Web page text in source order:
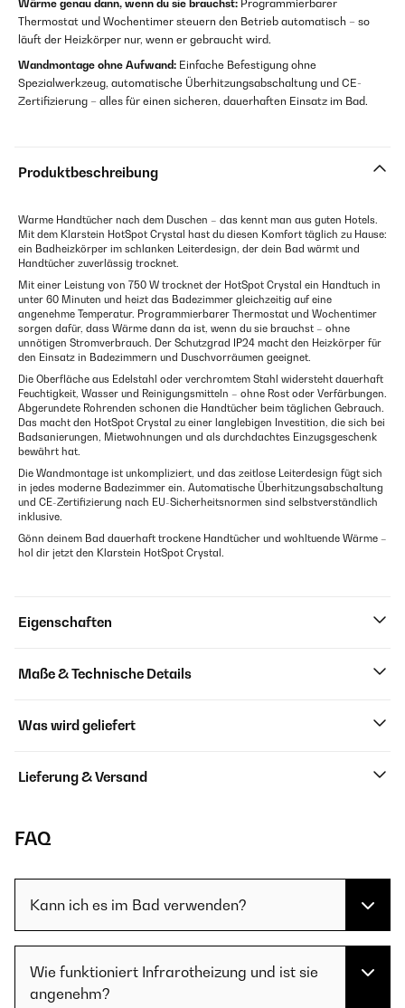
Wärme genau dann, wenn du sie brauchst: Programmierbarer
Thermostat und Wochentimer steuern den Betrieb automatisch – so
läuft der Heizkörper nur, wenn er gebraucht wird.
Wandmontage ohne Aufwand: Einfache Befestigung ohne
Spezialwerkzeug, automatische Überhitzungsabschaltung und CE-
Zertifizierung – alles für einen sicheren, dauerhaften Einsatz im Bad.
Produktbeschreibung
Warme Handtücher nach dem Duschen – das kennt man aus guten Hotels.
Mit dem Klarstein HotSpot Crystal hast du diesen Komfort täglich zu Hause:
ein Badheizkörper im schlanken Leiterdesign, der dein Bad wärmt und
Handtücher zuverlässig trocknet.
Mit einer Leistung von 750 W trocknet der HotSpot Crystal ein Handtuch in
unter 60 Minuten und heizt das Badezimmer gleichzeitig auf eine
angenehme Temperatur. Programmierbarer Thermostat und Wochentimer
sorgen dafür, dass Wärme dann da ist, wenn du sie brauchst – ohne
unnötigen Stromverbrauch. Der Schutzgrad IP24 macht den Heizkörper für
den Einsatz in Badezimmern und Duschvorräumen geeignet.
Die Oberfläche aus Edelstahl oder verchromtem Stahl widersteht dauerhaft
Feuchtigkeit, Wasser und Reinigungsmitteln – ohne Rost oder Verfärbungen.
Abgerundete Rohrenden schonen die Handtücher beim täglichen Gebrauch.
Das macht den HotSpot Crystal zu einer langlebigen Investition, die sich bei
Badsanierungen, Mietwohnungen und als durchdachtes Einzugsgeschenk
bewährt hat.
Die Wandmontage ist unkompliziert, und das zeitlose Leiterdesign fügt sich
in jedes moderne Badezimmer ein. Automatische Überhitzungsabschaltung
und CE-Zertifizierung nach EU-Sicherheitsnormen sind selbstverständlich
inklusive.
Gönn deinem Bad dauerhaft trockene Handtücher und wohltuende Wärme –
hol dir jetzt den Klarstein HotSpot Crystal.
Eigenschaften
Maße & Technische Details
Was wird geliefert
Lieferung & Versand
FAQ
Kann ich es im Bad verwenden?
Wie funktioniert Infrarotheizung und ist sie
angenehm?